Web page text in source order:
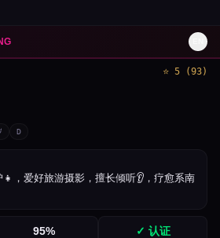
1 /3
⭐ 5 (93)
D
，爱好旅游摄影，擅长倾听👂，疗愈系南
95% ✓ 认证